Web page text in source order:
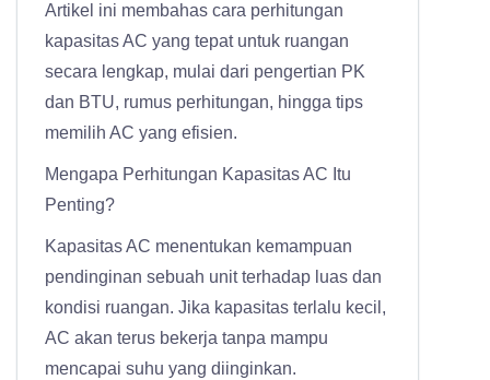
Artikel ini membahas cara perhitungan
kapasitas AC yang tepat untuk ruangan
secara lengkap, mulai dari pengertian PK
dan BTU, rumus perhitungan, hingga tips
memilih AC yang efisien.
Mengapa Perhitungan Kapasitas AC Itu
Penting?
Kapasitas AC menentukan kemampuan
pendinginan sebuah unit terhadap luas dan
kondisi ruangan. Jika kapasitas terlalu kecil,
AC akan terus bekerja tanpa mampu
mencapai suhu yang diinginkan.